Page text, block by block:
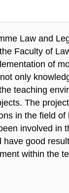
Law and
Faculty of
of
only
teaching
The
in the field
involved in
good
within the